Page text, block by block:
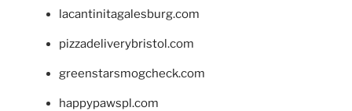
lacantinitagalesburg.com
pizzadeliverybristol.com
greenstarsmogcheck.com
happypawspl.com